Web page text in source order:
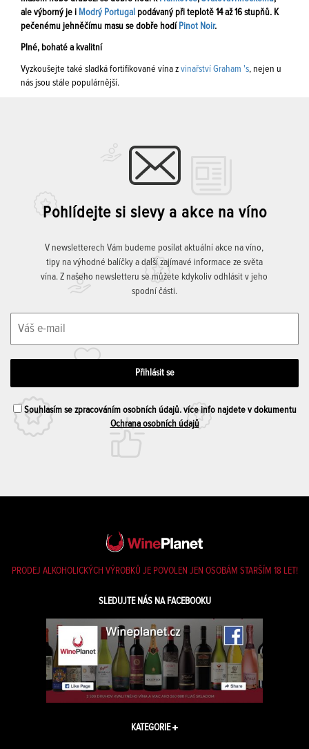
ale výborný je i Modrý Portugal podávaný při teplotě 14 až 16 stupňů. K
pečenému jehněčímu masu se dobře hodí Pinot Noir.
Plné, bohaté a kvalitní
Vyzkoušejte také sladká fortifikované vína z vinařství Graham 's, nejen u
nás jsou stále populárnější.
Pohlídejte si slevy a akce na víno
V newsletterech Vám budeme posílat aktuální akce na víno,
tipy na výhodné balíčky a další zajímavé informace ze světa
vína. Z našeho newsletteru se můžete kdykoliv odhlásit v jeho
spodní části.
Souhlasím se zpracováním osobních údajů. více info najdete v dokumentu
Ochrana osobních údajů
PRODEJ ALKOHOLICKÝCH VÝROBKŮ JE POVOLEN JEN OSOBÁM STARŠÍM 18 LET!
SLEDUJTE NÁS NA FACEBOOKU
KATEGORIE